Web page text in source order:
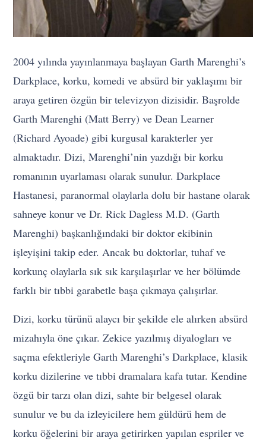
2004 yılında yayınlanmaya başlayan Garth Marenghi’s
Darkplace, korku, komedi ve absürd bir yaklaşımı bir
araya getiren özgün bir televizyon dizisidir. Başrolde
Garth Marenghi (Matt Berry) ve Dean Learner
(Richard Ayoade) gibi kurgusal karakterler yer
almaktadır. Dizi, Marenghi’nin yazdığı bir korku
romanının uyarlaması olarak sunulur. Darkplace
Hastanesi, paranormal olaylarla dolu bir hastane olarak
sahneye konur ve Dr. Rick Dagless M.D. (Garth
Marenghi) başkanlığındaki bir doktor ekibinin
işleyişini takip eder. Ancak bu doktorlar, tuhaf ve
korkunç olaylarla sık sık karşılaşırlar ve her bölümde
farklı bir tıbbi garabetle başa çıkmaya çalışırlar.
Dizi, korku türünü alaycı bir şekilde ele alırken absürd
mizahıyla öne çıkar. Zekice yazılmış diyalogları ve
saçma efektleriyle Garth Marenghi’s Darkplace, klasik
korku dizilerine ve tıbbi dramalara kafa tutar. Kendine
özgü bir tarzı olan dizi, sahte bir belgesel olarak
sunulur ve bu da izleyicilere hem güldürü hem de
korku öğelerini bir araya getirirken yapılan espriler ve